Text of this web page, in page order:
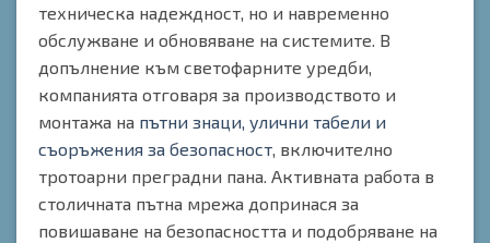
техническа надеждност, но и навременно
обслужване и обновяване на системите. В
допълнение към светофарните уредби,
компанията отговаря за производството и
монтажа на пътни знаци, улични табели и
съоръжения за безопасност, включително
тротоарни преградни пана. Активната работа в
столичната пътна мрежа допринася за
повишаване на безопасността и подобряване на